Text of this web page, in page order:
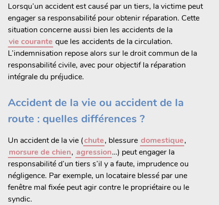
Lorsqu’un accident est causé par un tiers, la victime peut
engager sa responsabilité pour obtenir réparation. Cette
situation concerne aussi bien les accidents de la
vie courante que les accidents de la circulation.
L’indemnisation repose alors sur le droit commun de la
responsabilité civile, avec pour objectif la réparation
intégrale du préjudice.
Accident de la vie ou accident de la
route : quelles différences ?
Un accident de la vie (chute, blessure domestique,
morsure de chien, agression…) peut engager la
responsabilité d’un tiers s’il y a faute, imprudence ou
négligence. Par exemple, un locataire blessé par une
fenêtre mal fixée peut agir contre le propriétaire ou le
syndic.